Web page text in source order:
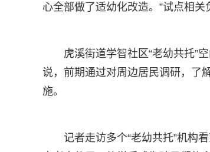
心全部做了适幼化改造。”试点相关
虎溪街道学智社区“老幼共托”
说，前期通过对周边居民调研，了
施。
记者走访多个“老幼共托”机构